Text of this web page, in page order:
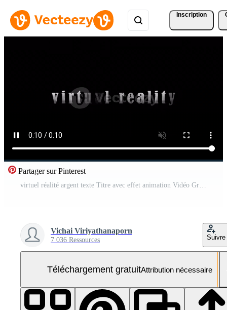
Inscription
Partager sur Pinterest
virtuel réalité argent texte Titre avec effet animation Vidéo Gratuite
Vichai Viriyathanaporn
7 036 Ressources Suivre
Téléchargement gratuitAttribution nécessaire